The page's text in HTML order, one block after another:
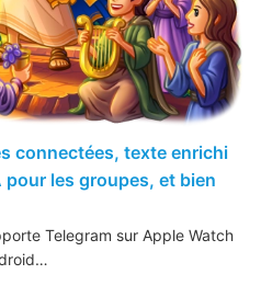
connectées, texte enrichi
les groupes, et bien
Telegram sur Apple Watch